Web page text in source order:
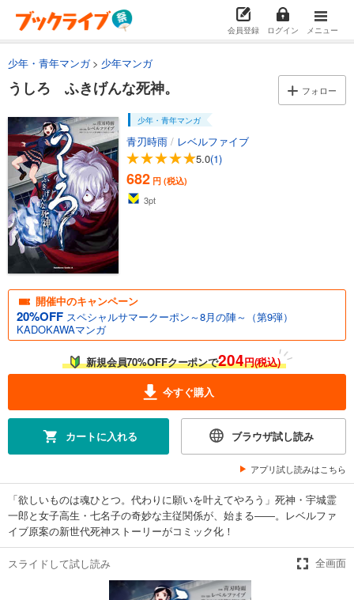
会員登録 ログイン メニュー
少年・青年マンガ 少年マンガ
うしろ ふきげんな死神。 フォロー
少年・青年マンガ
青刃時雨 / レベルファイブ
5.0(1)
682 円 (税込)
3pt
開催中のキャンペーン
20%OFF スペシャルサマークーポン～8月の陣～（第9弾）
KADOKAWAマンガ
新規会員70%OFFクーポンで204円(税込)
今すぐ購入
カートに入れる ブラウザ試し読み
アプリ試し読みはこちら
「欲しいものは魂ひとつ。代わりに願いを叶えてやろう」死神・宇城霊
一郎と女子高生・七名子の奇妙な主従関係が、始まる――。レベルファ
イブ原案の新世代死神ストーリーがコミック化！
スライドして試し読み 全画面